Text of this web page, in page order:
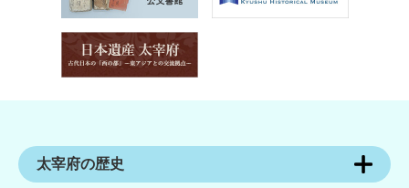
太宰府の歴史